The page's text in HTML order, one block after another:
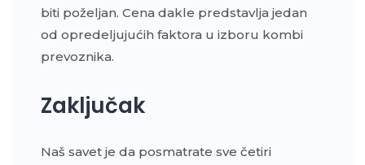
biti poželjan. Cena dakle predstavlja jedan
od opredeljujućih faktora u izboru kombi
prevoznika.
Zaključak
Naš savet je da posmatrate sve četiri